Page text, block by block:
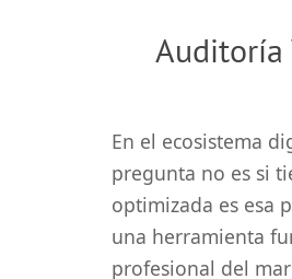
Auditoría
En el ecosistema
pregunta no es si
optimizada es esa
una herramienta
profesional del